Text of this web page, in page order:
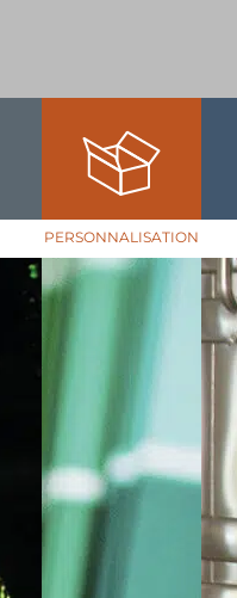
PERSONNALISATION